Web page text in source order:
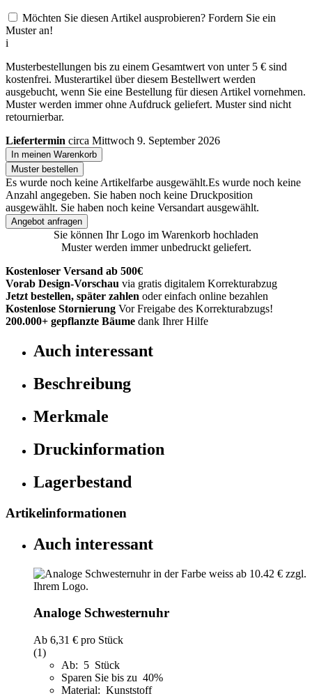
Möchten Sie diesen Artikel ausprobieren? Fordern Sie ein
Muster an!
i
Musterbestellungen bis zu einem Gesamtwert von unter 5 € sind
kostenfrei. Musterartikel über diesem Bestellwert werden
ausgebucht, wenn Sie eine Bestellung für diesen Artikel vornehmen.
Muster werden immer ohne Aufdruck geliefert. Muster sind nicht
retournierbar.
Liefertermin circa Mittwoch 9. September 2026
In meinen Warenkorb
Muster bestellen
Es wurde noch keine Artikelfarbe ausgewählt.Es wurde noch keine
Anzahl angegeben. Sie haben noch keine Druckposition
ausgewählt. Sie haben noch keine Versandart ausgewählt.
Angebot anfragen
Sie können Ihr Logo im Warenkorb hochladen
Muster werden immer unbedruckt geliefert.
Kostenloser Versand ab 500€
Vorab Design-Vorschau via gratis digitalem Korrekturabzug
Jetzt bestellen, später zahlen oder einfach online bezahlen
Kostenlose Stornierung Vor Freigabe des Korrekturabzugs!
200.000+ gepflanzte Bäume dank Ihrer Hilfe
Auch interessant
Beschreibung
Merkmale
Druckinformation
Lagerbestand
Artikelinformationen
Auch interessant
Analoge Schwesternuhr
Ab 6,31 € pro Stück
(1)
Ab: 5 Stück
Sparen Sie bis zu 40%
Material: Kunststoff